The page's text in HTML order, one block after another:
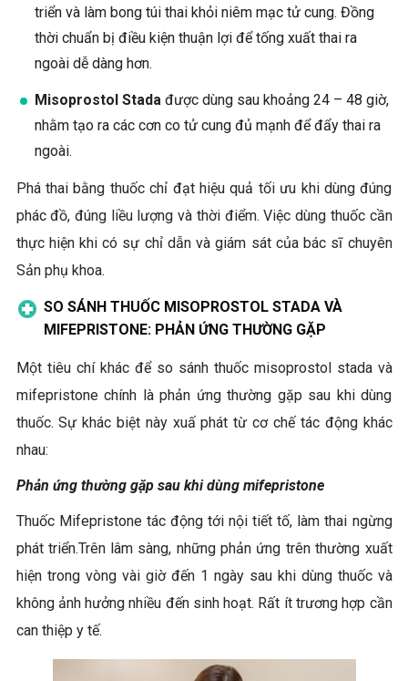
triển và làm bong túi thai khỏi niêm mạc tử cung. Đồng
thời chuẩn bị điều kiện thuận lợi để tống xuất thai ra
ngoài dễ dàng hơn.
Misoprostol Stada được dùng sau khoảng 24 – 48 giờ,
nhằm tạo ra các cơn co tử cung đủ mạnh để đẩy thai ra
ngoài.
Phá thai bằng thuốc chỉ đạt hiệu quả tối ưu khi dùng đúng
phác đồ, đúng liều lượng và thời điểm. Việc dùng thuốc cần
thực hiện khi có sự chỉ dẫn và giám sát của bác sĩ chuyên
Sản phụ khoa.
SO SÁNH THUỐC MISOPROSTOL STADA VÀ
MIFEPRISTONE: PHẢN ỨNG THƯỜNG GẶP
Một tiêu chí khác để so sánh thuốc misoprostol stada và
mifepristone chính là phản ứng thường gặp sau khi dùng
thuốc. Sự khác biệt này xuấ phát từ cơ chế tác động khác
nhau:
Phản ứng thường gặp sau khi dùng mifepristone
Thuốc Mifepristone tác động tới nội tiết tố, làm thai ngừng
phát triển.Trên lâm sàng, những phản ứng trên thường xuất
hiện trong vòng vài giờ đến 1 ngày sau khi dùng thuốc và
không ảnh hưởng nhiều đến sinh hoạt. Rất ít trương hợp cần
can thiệp y tế.